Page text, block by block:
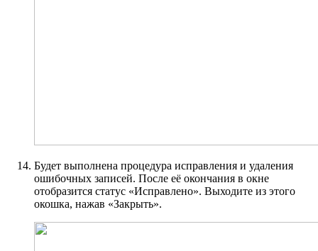
Будет выполнена процедура исправления и удаления
ошибочных записей. После её окончания в окне
отобразится статус «Исправлено». Выходите из этого
окошка, нажав «Закрыть».